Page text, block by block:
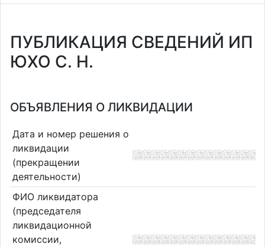
ПУБЛИКАЦИЯ СВЕДЕНИЙ ИП
ЮХО С. Н.
ОБЪЯВЛЕНИЯ О ЛИКВИДАЦИИ
Дата и номер решения о
ликвидации
(прекращении
деятельности)
ФИО ликвидатора
(председателя
ликвидационной
комиссии,